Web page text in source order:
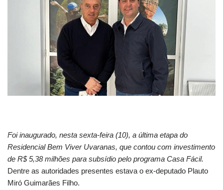
Foi inaugurado, nesta sexta-feira (10), a última etapa do
Residencial Bem Viver Uvaranas, que contou com investimento
de R$ 5,38 milhões para subsídio pelo programa Casa Fácil.
Dentre as autoridades presentes estava o ex-deputado Plauto
Miró Guimarães Filho.